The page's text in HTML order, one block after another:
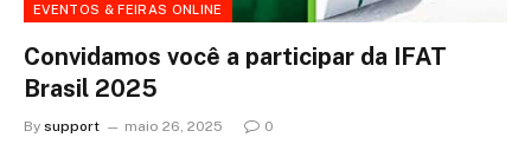
EVENTOS & FEIRAS ONLINE
Convidamos você a participar da IFAT
Brasil 2025
By support maio 26, 2025 0